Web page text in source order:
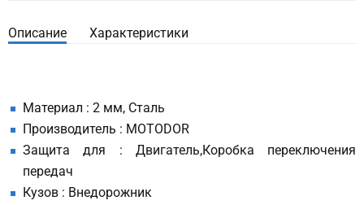
Описание Характеристики
Материал : 2 мм, Сталь
Производитель : MOTODOR
Защита для : Двигатель,Коробка переключения
передач
Кузов : Внедорожник